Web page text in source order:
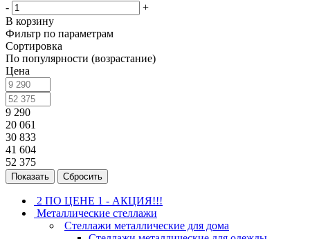
-
+
В корзину
Фильтр по параметрам
Сортировка
По популярности (возрастание)
Цена
9 290
20 061
30 833
41 604
52 375
Сбросить
2 ПО ЦЕНЕ 1 - АКЦИЯ!!!
Металлические стеллажи
Стеллажи металлические для дома